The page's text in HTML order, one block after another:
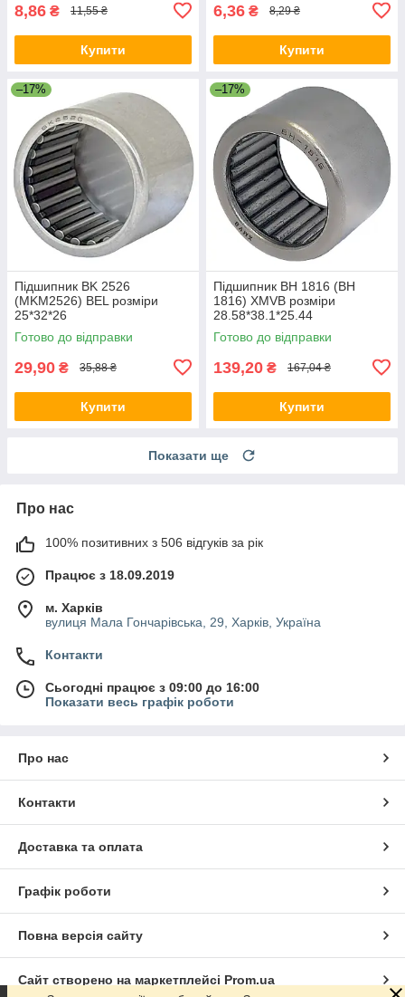
8,86 ₴ 11,55 ₴
Купити
6,36 ₴ 8,29 ₴
Купити
–17%
Підшипник BK 2526
(MKM2526) BEL розміри
25*32*26
Готово до відправки
29,90 ₴ 35,88 ₴
Купити
–17%
Підшипник BH 1816 (BH
1816) XMVB розміри
28.58*38.1*25.44
Готово до відправки
139,20 ₴ 167,04 ₴
Купити
Показати ще
Про нас
100% позитивних з 506 відгуків за рік
Працює з 18.09.2019
м. Харків
вулиця Мала Гончарівська, 29, Харків, Україна
Контакти
Сьогодні працює з 09:00 до 16:00
Показати весь графік роботи
Про нас
Контакти
Доставка та оплата
Графік роботи
Повна версія сайту
Сайт створено на маркетплейсі Prom.ua